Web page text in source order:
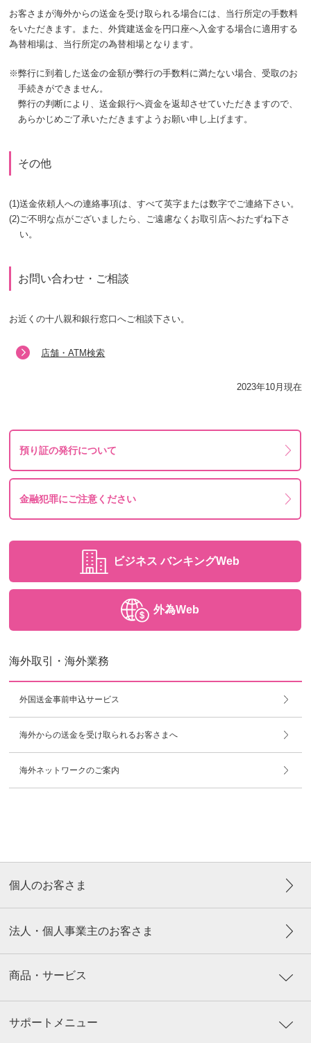
お客さまが海外からの送金を受け取られる場合には、当行所定の手数料
をいただきます。また、外貨建送金を円口座へ入金する場合に適用する
為替相場は、当行所定の為替相場となります。
※弊行に到着した送金の金額が弊行の手数料に満たない場合、受取のお
手続きができません。
弊行の判断により、送金銀行へ資金を返却させていただきますので、
あらかじめご了承いただきますようお願い申し上げます。
その他
(1)送金依頼人への連絡事項は、すべて英字または数字でご連絡下さい。
(2)ご不明な点がございましたら、ご遠慮なくお取引店へおたずね下さ
い。
お問い合わせ・ご相談
お近くの十八親和銀行窓口へご相談下さい。
店舗・ATM検索
2023年10月現在
預り証の発行について
金融犯罪にご注意ください
ビジネス バンキングWeb
外為Web
海外取引・海外業務
外国送金事前申込サービス
海外からの送金を受け取られるお客さまへ
海外ネットワークのご案内
個人のお客さま
法人・個人事業主のお客さま
商品・サービス
サポートメニュー